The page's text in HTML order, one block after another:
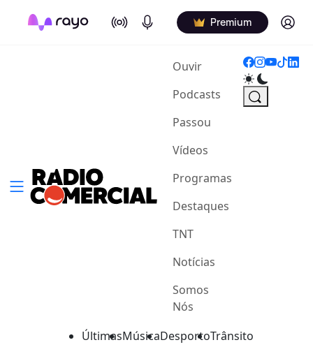
On Air Podcasts Premium Log in
Ouvir(current)
Podcasts
Passou
Vídeos
Programas
Destaques
TNT
Notícias
Somos
Nós
ÚltimasMúsicaDesportoTrânsito